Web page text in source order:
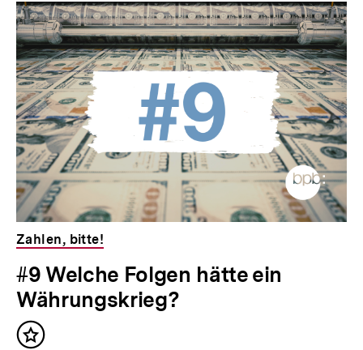
Inhaltskarousell
für
weitere
Inhalte
Inhaltskarussell
überspringen
Zahlen, bitte!
#9 Welche Folgen hätte ein
Währungskrieg?
Inhalt